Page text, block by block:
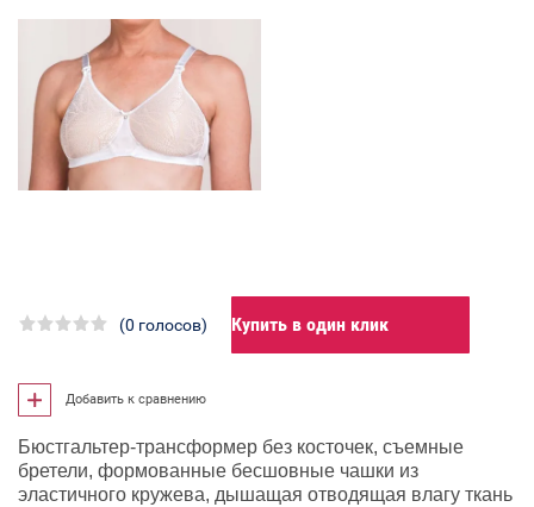
(0 голосов) Купить в один клик
Добавить к сравнению
Бюстгальтер-трансформер без косточек, съемные
бретели, формованные бесшовные чашки из
эластичного кружева, дышащая отводящая влагу ткань